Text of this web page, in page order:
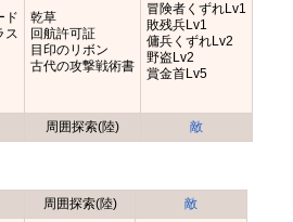
周囲探索(陸) 敵
ド
ス
乾草
回航許可証
目印のリボン
古代の攻撃戦術書
冒険者くずれLv1
敗残兵Lv1
傭兵くずれLv2
野盗Lv2
賞金首Lv5
周囲探索(陸) 敵